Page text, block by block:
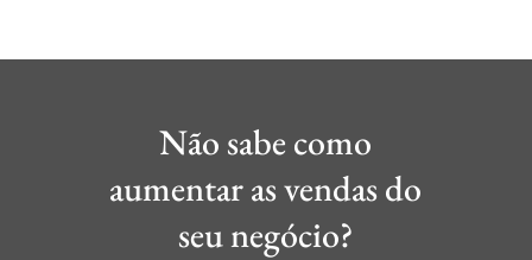
Não sabe como
aumentar as vendas do
seu negócio?